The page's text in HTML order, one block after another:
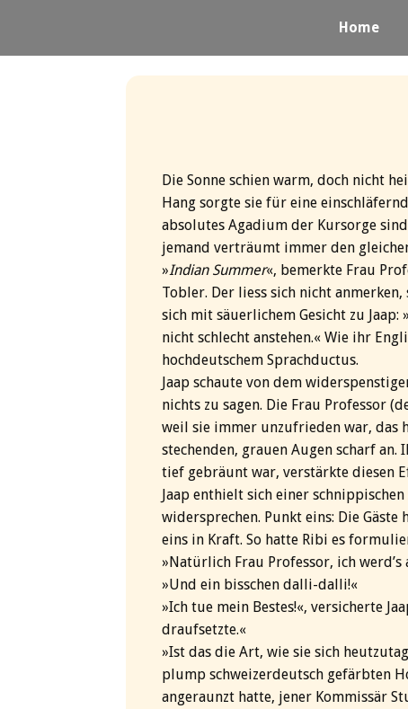
Home
Die Sonne schien warm, doch nicht
Hang sorgte sie für eine
absolutes Agadium der Kursorge
jemand verträumt immer den
»Indian Summer«, bemerkte Frau
Tobler. Der liess sich nicht
sich mit säuerlichem Gesicht zu
nicht schlecht anstehen.« Wie ihr
hochdeutschem Sprachductus.
Jaap schaute von dem
nichts zu sagen. Die Frau Professor
weil sie immer unzufrieden war, das
stechenden, grauen Augen scharf
tief gebräunt war, verstärkte diesen
Jaap enthielt sich einer
widersprechen. Punkt eins: Die
eins in Kraft. So hatte Ribi es
»Natürlich Frau Professor, ich
»Und ein bisschen dalli-dalli!«
»Ich tue mein Bestes!«, versicherte
draufsetzte.«
»Ist das die Art, wie sie sich
plump schweizerdeutsch gefärbten
angeraunzt hatte, jener Kommissär